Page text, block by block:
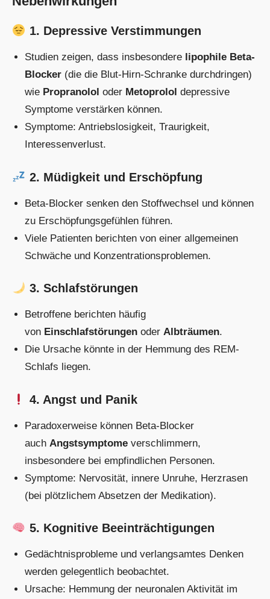
1. Depressive Verstimmungen
Studien zeigen, dass insbesondere lipophile Beta-
Blocker (die die Blut-Hirn-Schranke durchdringen)
wie Propranolol oder Metoprolol depressive
Symptome verstärken können.
Symptome: Antriebslosigkeit, Traurigkeit,
Interessenverlust.
2. Müdigkeit und Erschöpfung
Beta-Blocker senken den Stoffwechsel und können
zu Erschöpfungsgefühlen führen.
Viele Patienten berichten von einer allgemeinen
Schwäche und Konzentrationsproblemen.
3. Schlafstörungen
Betroffene berichten häufig
von Einschlafstörungen oderAlbträumen.
Die Ursache könnte in der Hemmung des REM-
Schlafs liegen.
4. Angst und Panik
Paradoxerweise können Beta-Blocker
auch Angstsymptome verschlimmern,
insbesondere bei empfindlichen Personen.
Symptome: Nervosität, innere Unruhe, Herzrasen
(bei plötzlichem Absetzen der Medikation).
5. Kognitive Beeinträchtigungen
Gedächtnisprobleme und verlangsamtes Denken
werden gelegentlich beobachtet.
Ursache: Hemmung der neuronalen Aktivität im